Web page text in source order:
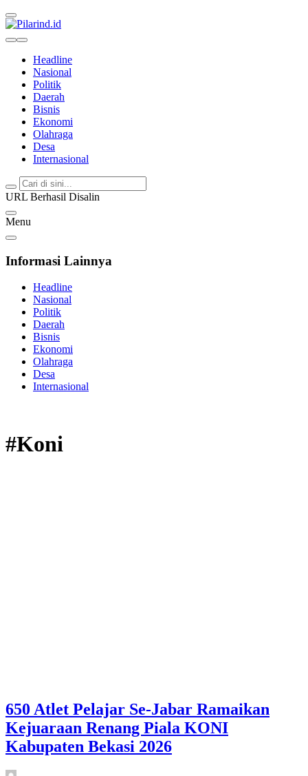
Headline
Nasional
Politik
Daerah
Bisnis
Ekonomi
Olahraga
Desa
Internasional
URL Berhasil Disalin
Menu
Informasi Lainnya
Headline
Nasional
Politik
Daerah
Bisnis
Ekonomi
Olahraga
Desa
Internasional
#Koni
650 Atlet Pelajar Se-Jabar Ramaikan
Kejuaraan Renang Piala KONI
Kabupaten Bekasi 2026